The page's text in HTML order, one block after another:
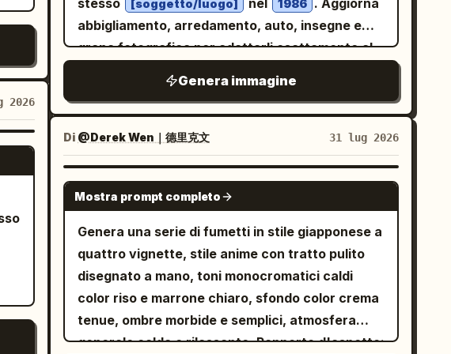
2026
2
Il fuoco arcobaleno si inarca sopra di loro tra gli
alberi. Panel 8 caption: “8. (14–15s) Happy
joy as a tiny rainbow flame dances above its
nose. Everyone celebrates!” Immagine: gioioso
primo piano del drago che ride a bocca aperta,
occhi scintillanti, una minuscola fiamma
arcobaleno che danza sopra il naso, animali
sfondo. Stile visivo: Animazione 3D
cinematografica, fascino del personaggio in
stile Pixar, squame dettagliate e consistenza
della pelle morbida, illuminazione calda arancio-
oro, bagliore arcobaleno magico, raggi solari
volumetrici, bokeh, volti espressivi, alto valore
di produzione, tono adatto alle famiglie. Vincoli
a vento o la boccia per pesci rossi.
donna di 25 anni dalla pelle chiara, un aspetto
elegante e un sorriso caldo e genuino
si avvicina a lui. Estende gentilmente il suo
ombrello per coprire entrambi. Quando lui alza lo
scambiano un sorriso silenzioso e sincero.
Nell'istante in cui i loro sguardi si incrociano, il
mondo in bianco e nero inizia a trasformarsi in
colori vivaci. La pioggia brilla dolcemente, le luci
della città diventano calde e intense e ogni
dettaglio intorno a loro prende vita. La folla
rimane sullo sfondo, sfocata e insignificante,
mentre i due restano sotto l'ombrello,
condividendo una connessione silenziosa e
magica. La scena è emozionante, romantica e
piena di speranza, a simboleggiare come un
stesso
[soggetto/luogo] nel 1986 . Aggiorna
abbigliamento, arredamento, auto, insegne e
grana fotografica per adattarli esattamente al
Eseguilo per più decenni e pubblicalo come
carosello
Genera immagine
Di @Derek Wen｜德里克文 31 lug 2026
GPT IMAGE 2
Mostra prompt completo
Genera una serie di fumetti in stile giapponese a
quattro vignette, stile anime con tratto pulito
disegnato a mano, toni monocromatici caldi
color riso e marrone chiaro, sfondo color crema
tenue, ombre morbide e semplici, atmosfera
generale calda e rilassante. Rapporto d'aspetto: